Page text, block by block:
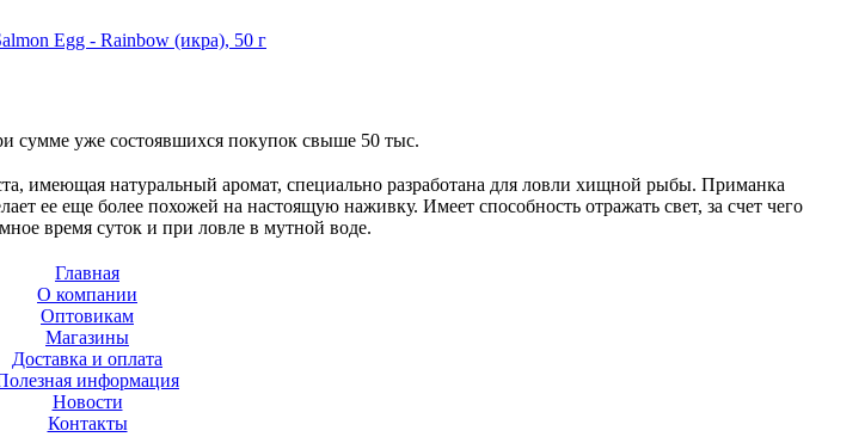
Egg - Rainbow (икра), 50 г
сумме уже состоявшихся покупок свыше 50 тыс.
имеющая натуральный аромат, специально разработана для ловли хищной рыбы. Приманка
ее еще более похожей на настоящую наживку. Имеет способность отражать свет, за счет чего
время суток и при ловле в мутной воде.
Главная
О компании
Оптовикам
Магазины
Доставка и оплата
информация
Новости
Контакты